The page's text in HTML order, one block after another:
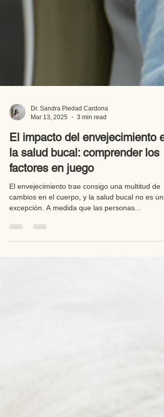
Dr. Sandra Piedad Cardona
Mar 13, 2025
3 min read
El impacto del envejecimiento
la salud bucal: comprender los
factores en juego
El envejecimiento trae consigo una multitud de
excepción. A medida que las personas...